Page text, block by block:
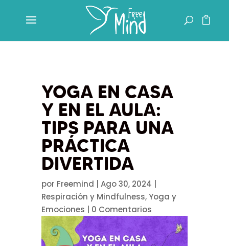
YOGA EN CASA
Y EN EL AULA:
TIPS PARA UNA
PRÁCTICA
DIVERTIDA
por Freemind Ago 30, 2024
Respiración y Mindfulness,Yoga y
Emociones
0 Comentarios